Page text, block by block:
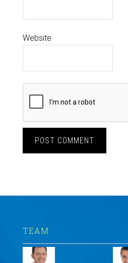
Website
TEAM